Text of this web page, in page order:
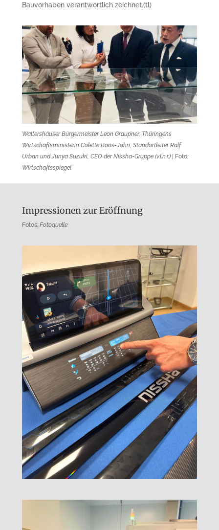
Bauvorhaben verantwortlich zeichnet.(tl)
Waltershäuser Bürgermeister Leon Graupner, Thüringens
Wirtschaftsministerin Colette Boos-John, Standortleiter Ralf
Urban und Junya Suzuki, CEO der Nissha-Gruppe (v.l.n.r.)
| Foto:
Wirtschaftsspiegel
Impressionen zur Eröffnung
Fotos: Fotoquelle